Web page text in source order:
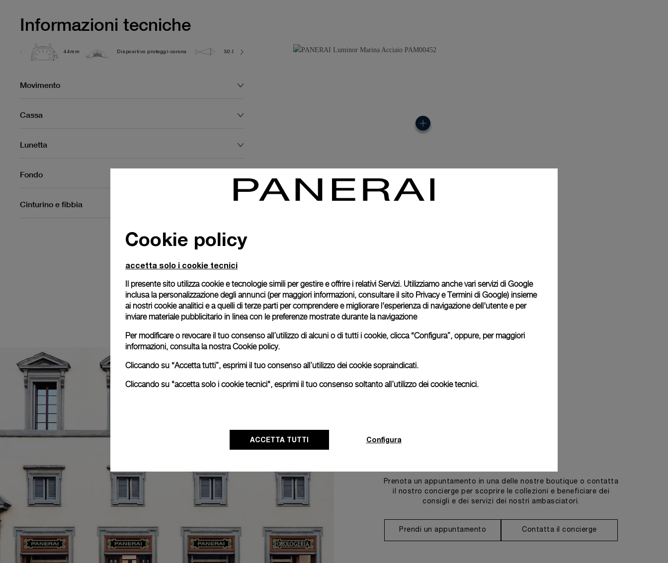
Informazioni tecniche
44mm Dispositivo proteggi-corona 30.0 bar (~300.0 metres) OP II 136.0G
Movimento
Cassa
Lunetta
Fondo
Cinturino e fibbia
Prenota un appuntamento in una delle nostre boutique o contatta
il nostro concierge per scoprire le collezioni e beneficiare dei
consigli e dei servizi dei nostri ambasciatori.
Prendi un appuntamento Contatta il concierge
Cookie policy
accetta solo i cookie tecnici
Il presente sito utilizza cookie e tecnologie simili per gestire e offrire i relativi Servizi. Utilizziamo anche vari servizi di Google
inclusa la personalizzazione degli annunci (per maggiori informazioni, consultare il sito Privacy e Termini di Google) insieme
ai nostri cookie analitici e a quelli di terze parti per comprendere e migliorare l'esperienza di navigazione dell'utente e per
inviare materiale pubblicitario in linea con le preferenze mostrate durante la navigazione
Per modificare o revocare il tuo consenso all’utilizzo di alcuni o di tutti i cookie, clicca “Configura”, oppure, per maggiori
informazioni, consulta la nostraCookie policy.
Cliccando su “Accetta tutti”, esprimi il tuo consenso all’utilizzo dei cookie sopraindicati.
Cliccando su "accetta solo i cookie tecnici", esprimi il tuo consenso soltanto all’utilizzo dei cookie tecnici.
ACCETTA TUTTI Configura